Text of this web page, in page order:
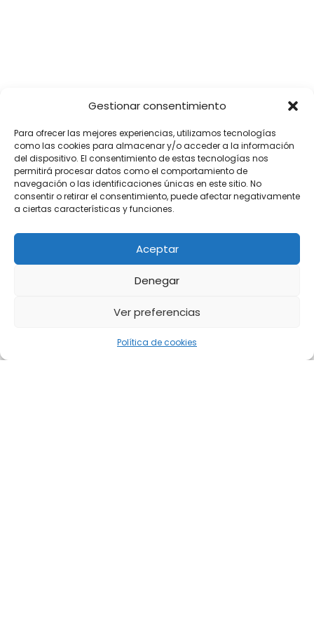
Gestionar consentimiento
Para ofrecer las mejores experiencias, utilizamos tecnologías
como las cookies para almacenar y/o acceder a la información
del dispositivo. El consentimiento de estas tecnologías nos
permitirá procesar datos como el comportamiento de
navegación o las identificaciones únicas en este sitio. No
consentir o retirar el consentimiento, puede afectar negativamente
a ciertas características y funciones.
Aceptar
Denegar
Ver preferencias
Política de cookies